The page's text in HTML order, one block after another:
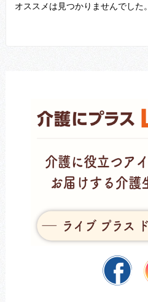
オススメは見つかりませんでした。